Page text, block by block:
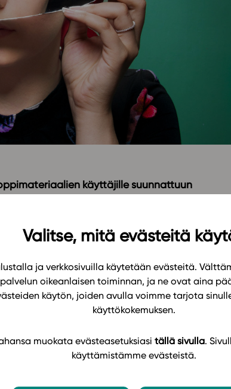
Valitse, mitä evästeitä
ja verkkosivuilla käytetään evästeitä.
oikeanlaisen toiminnan, ja ne ovat aina
käytön, joiden avulla voimme tarjota
käyttökokemuksen.
muokata evästeasetuksiasi tällä sivulla.
käyttämistämme evästeistä.
Tilaa
käyttäjille suunnattuun
johdolla Studeon uudistuneen alustan
ja saat vinkkejä, miten käyttää
sinulla on myös mahdollisuus esittää
Minna Artimolle ja Studeon alustan
ja voit osallistua mistä tahansa. Varaa
Koulutuksesta lähetetään myöhemmin